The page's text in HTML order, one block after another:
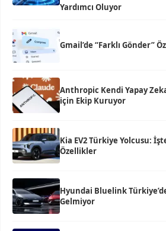
Yardımcı Oluyor
Gmail’de “Farklı Gönder”
Anthropic Kendi Yapay
için Ekip Kuruyor
Kia EV2 Türkiye Yolcusu:
Özellikler
Hyundai Bluelink
Gelmiyor